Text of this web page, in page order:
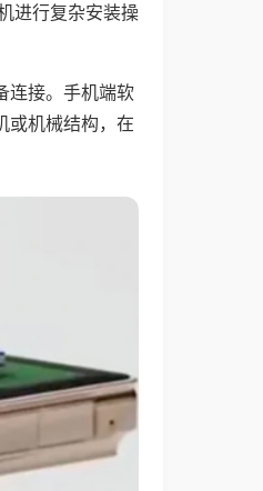
进行复杂安装操
连接。手机端软
或机械结构，在